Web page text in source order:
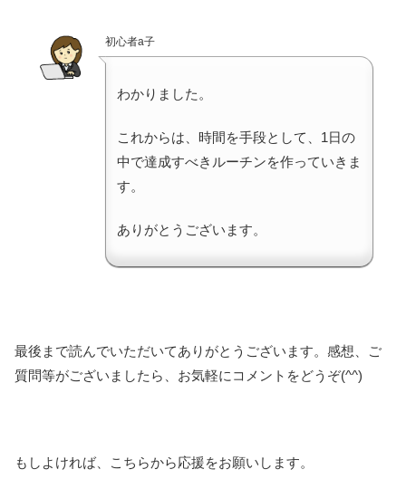
初心者a子
わかりました。
これからは、時間を手段として、1日の
中で達成すべきルーチンを作っていきま
す。
ありがとうございます。
最後まで読んでいただいてありがとうございます。感想、ご
質問等がございましたら、お気軽にコメントをどうぞ(^^)
もしよければ、こちらから応援をお願いします。